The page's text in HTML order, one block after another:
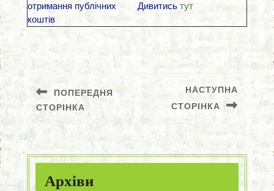
отримання публічних
коштів
Дивитисьтут
Навігація
записівПОПЕРЕДНЯ
СТОРІНКА
Попередній
запис:
НАСТУПНА
СТОРІНКА
Наступний
запис:
Архіви